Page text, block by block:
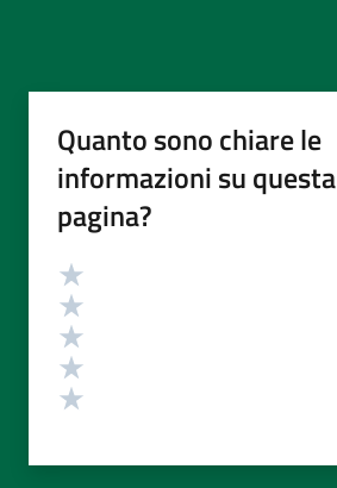
Quanto sono chiare le
informazioni su questa
pagina?
Valutazione